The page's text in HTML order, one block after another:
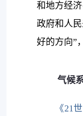
和地方经
政府和人
好的方向”
气候
《21